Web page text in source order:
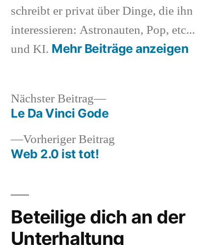
schreibt er privat über Dinge, die ihn
interessieren: Astronauten, Pop, etc...
und KI. Mehr Beiträge anzeigen
Beitragsnavigation
Vorheriger Beitrag
Web 2.0 ist tot!
Nächster Beitrag
Nächster
Beitrag:
Le Da Vinci Gode
Beteilige dich an der
Unterhaltung